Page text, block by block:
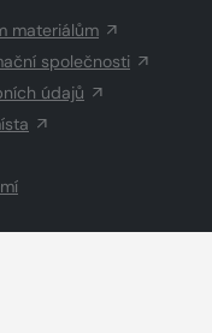
materiálům
společnosti
údajů